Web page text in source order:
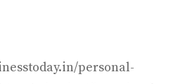
personal-